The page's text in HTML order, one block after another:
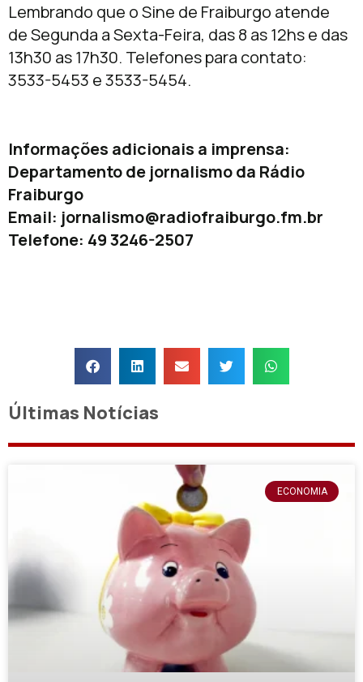
Lembrando que o Sine de Fraiburgo atende
de Segunda a Sexta-Feira, das 8 as 12hs e das
13h30 as 17h30. Telefones para contato:
3533-5453 e 3533-5454.
Informações adicionais a imprensa:
Departamento de jornalismo da Rádio
Fraiburgo
Email: jornalismo@radiofraiburgo.fm.br
Telefone: 49 3246-2507
Últimas Notícias
ECONOMIA